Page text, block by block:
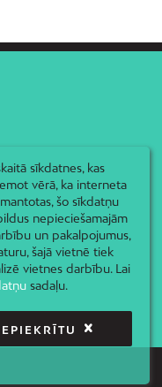
sīkdatnes, kas
vērā, ka interneta
šo sīkdatņu
nepieciešamajām
un pakalpojumus,
šajā vietnē tiek
vietnes darbību. Lai
sadaļu.